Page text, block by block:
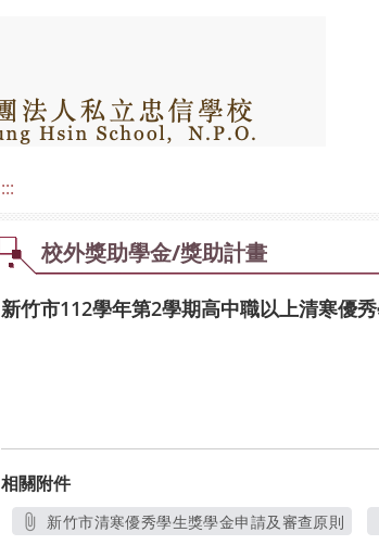
:::
校外獎助學金/獎助計畫
新竹市112學年第2學期高中職以上清寒優
相關附件
新竹市清寒優秀學生獎學金申請及審查原則